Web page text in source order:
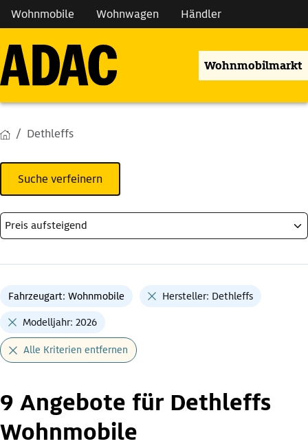
Wohnmobile Wohnwagen Händler
Wohnmobilmarkt
Dethleffs
Suche verfeinern
Fahrzeugart: Wohnmobile Hersteller: Dethleffs
Modelljahr: 2026
Alle Kriterien entfernen
9 Angebote für Dethleffs
Wohnmobile